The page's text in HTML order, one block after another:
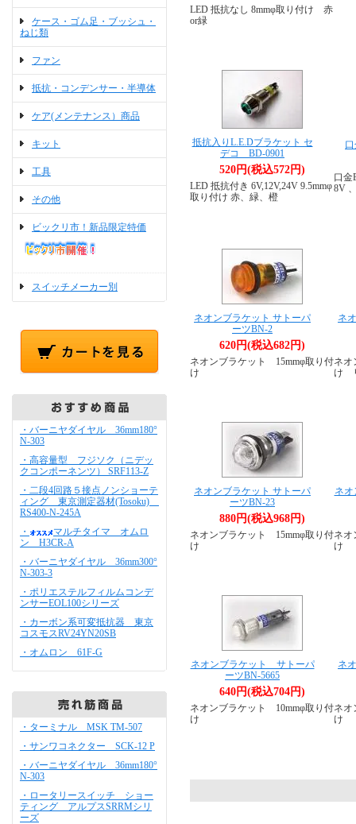
ケース・ゴム足・ブッシュ・
ねじ類
ファン
抵抗・コンデンサー・半導体
ケア(メンテナンス）商品
キット
工具
その他
ビックリ市！新品限定特価
スイッチメーカー別
・バーニヤダイヤル 36mm180°
N-303
・高容量型 フジソク（ニデッ
クコンポーネンツ） SRF113-Z
・二段4回路５接点ノンショーテ
ィング 東京測定器材(Tosoku)
RS400-N-245A
・
マルチタイマ オムロ
ン H3CR-A
・バーニヤダイヤル 36mm300°
N-303-3
・ポリエステルフィルムコンデ
ンサーEOL100シリーズ
・カーボン系可変抵抗器 東京
コスモスRV24YN20SB
・オムロン 61F-G
・ターミナル MSK TM-507
・サンワコネクター SCK-12 P
・バーニヤダイヤル 36mm180°
N-303
・ロータリースイッチ ショー
ティング アルプスSRRMシリ
ーズ
LED 抵抗なし 8mmφ取り付け 赤
or緑
抵抗入りL.E.Dブラケット セ
デコ BD-0901
520円(税込572円)
LED 抵抗付き 6V,12V,24V 9.5mmφ
取り付け 赤、緑、橙
口
8V
ネオンブラケット サトーパ
ーツBN-2
620円(税込682円)
ネオンブラケット 15mmφ取り付
け
ネ
ネ
け
ネオンブラケット サトーパ
ーツBN-23
880円(税込968円)
ネオンブラケット 15mmφ取り付
け
ネ
ネ
け
ネオンブラケット サトーパ
ーツBN-5665
640円(税込704円)
ネオンブラケット 10mmφ取り付
け
ネ
ネ
け